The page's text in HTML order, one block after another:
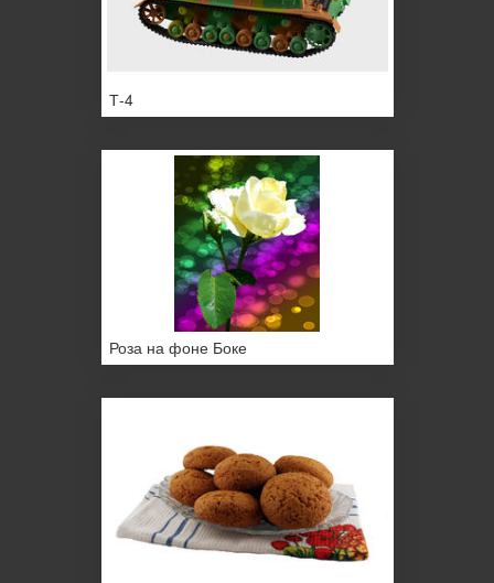
Т-4
Роза на фоне Боке